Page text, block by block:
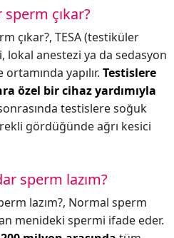
çıkar?
çıkar?, TESA (testiküler
lokal anestezi ya da sedasyon
yapılır. Testislere
özel bir cihaz yardımıyla
testislere soğuk
gördüğünde ağrı kesici
sperm lazım?
lazım?, Normal sperm
menideki spermi ifade eder.